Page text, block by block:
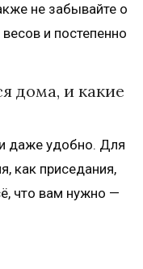
не забывайте о
и постепенно
дома, и какие
даже удобно. Для
как приседания,
что вам нужно —